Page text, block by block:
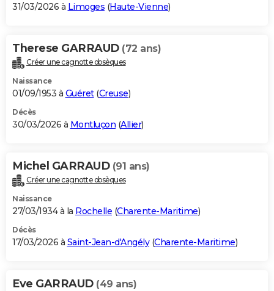
31/03/2026 à Limoges (Haute-Vienne)
Therese GARRAUD (72 ans)
Créer une cagnotte obsèques
Naissance
01/09/1953 à Guéret(Creuse)
Décès
30/03/2026 à Montluçon (Allier)
Michel GARRAUD (91 ans)
Créer une cagnotte obsèques
Naissance
27/03/1934 à la Rochelle (Charente-Maritime)
Décès
17/03/2026 à Saint-Jean-d'Angély(Charente-Maritime)
Eve GARRAUD (49 ans)